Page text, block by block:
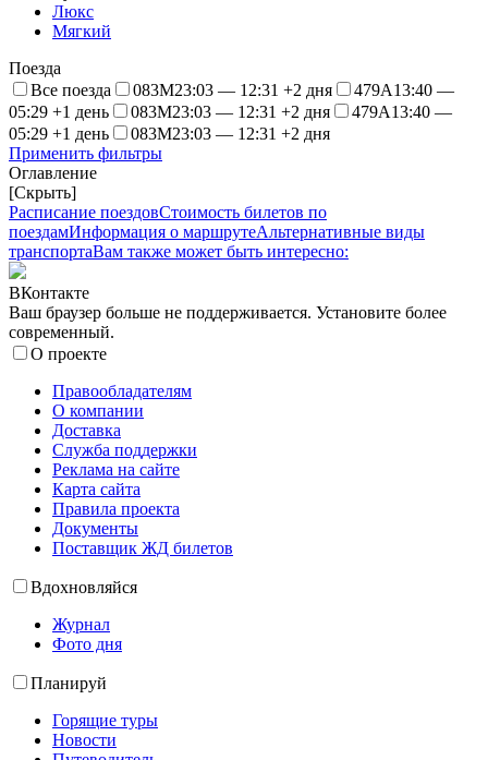
Люкс
Мягкий
Поезда
Все поезда
083М23:03 — 12:31 +2 дня 479А13:40 —
05:29 +1 день
083М23:03 — 12:31 +2 дня 479А13:40 —
05:29 +1 день
083М23:03 — 12:31 +2 дня
Применить фильтры
Оглавление
[Скрыть]
Расписание поездовСтоимость билетов по
поездамИнформация о маршрутеАльтернативные виды
транспортаВам также может быть интересно:
ВКонтакте
Ваш браузер больше не поддерживается. Установите более
современный.
О проекте
Правообладателям
О компании
Доставка
Служба поддержки
Реклама на сайте
Карта сайта
Правила проекта
Документы
Поставщик ЖД билетов
Вдохновляйся
Журнал
Фото дня
Планируй
Горящие туры
Новости